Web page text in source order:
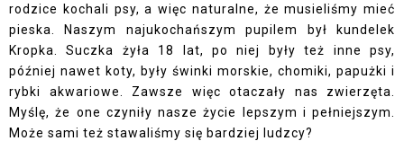
rodzice kochali psy, a więc naturalne, że musieliśmy mieć
pieska. Naszym najukochańszym pupilem był kundelek
Kropka. Suczka żyła 18 lat, po niej były też inne psy,
później nawet koty, były świnki morskie, chomiki, papużki i
rybki akwariowe. Zawsze więc otaczały nas zwierzęta.
Myślę, że one czyniły nasze życie lepszym i pełniejszym.
Może sami też stawaliśmy się bardziej ludzcy?